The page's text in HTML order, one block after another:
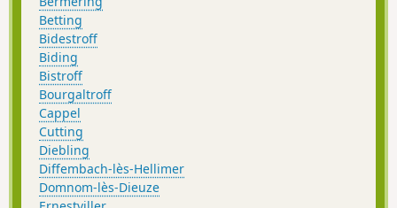
Betting
Bidestroff
Biding
Bistroff
Bourgaltroff
Cappel
Cutting
Diebling
Diffembach-lès-Hellimer
Domnom-lès-Dieuze